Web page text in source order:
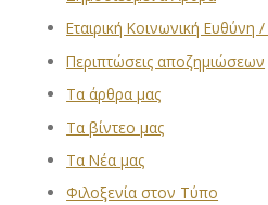
Εταιρική Κοινωνική Ευθύνη /
Περιπτώσεις αποζημιώσεων
Τα άρθρα μας
Τα βίντεο μας
Τα Νέα μας
Φιλοξενία στον Τύπο